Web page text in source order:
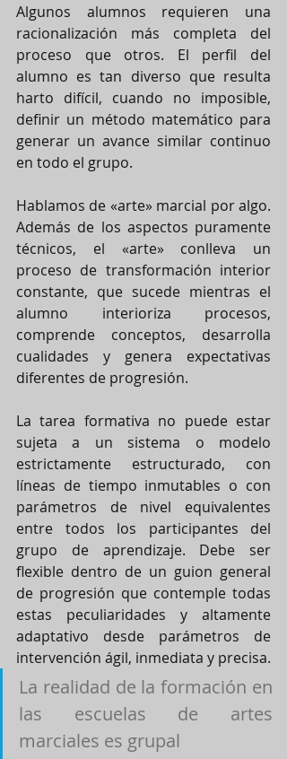
Algunos alumnos requieren una
racionalización más completa del
proceso que otros. El perfil del
alumno es tan diverso que resulta
harto difícil, cuando no imposible,
definir un método matemático para
generar un avance similar continuo
en todo el grupo.
Hablamos de «arte» marcial por algo.
Además de los aspectos puramente
técnicos, el «arte» conlleva un
proceso de transformación interior
constante, que sucede mientras el
alumno interioriza procesos,
comprende conceptos, desarrolla
cualidades y genera expectativas
diferentes de progresión.
La tarea formativa no puede estar
sujeta a un sistema o modelo
estrictamente estructurado, con
líneas de tiempo inmutables o con
parámetros de nivel equivalentes
entre todos los participantes del
grupo de aprendizaje. Debe ser
flexible dentro de un guion general
de progresión que contemple todas
estas peculiaridades y altamente
adaptativo desde parámetros de
intervención ágil, inmediata y precisa.
La realidad de la formación en
las escuelas de artes
marciales es grupal